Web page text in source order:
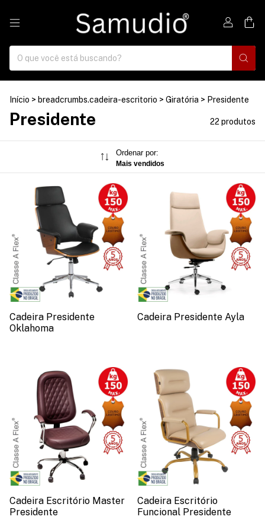
Início > breadcrumbs.cadeira-escritorio > Giratória > Presidente
Presidente 22 produtos
Ordenar por:
Mais vendidos
Cadeira Presidente
Oklahoma
Cadeira Presidente Ayla
Cadeira Escritório Master
Presidente
Cadeira Escritório
Funcional Presidente